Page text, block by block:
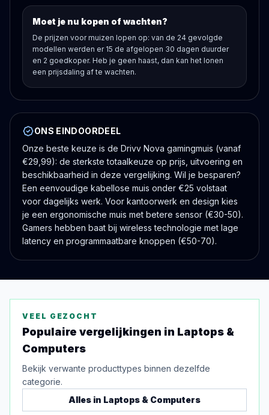
Moet je nu kopen of wachten?
De prijzen voor muizen lopen op: van de 24 gevolgde
modellen werden er 15 de afgelopen 30 dagen duurder
en 2 goedkoper. Heb je geen haast, dan kan het lonen
een prijsdaling af te wachten.
ONS EINDOORDEEL
Onze beste keuze is de Drivv Nova gamingmuis (vanaf
€29,99): de sterkste totaalkeuze op prijs, uitvoering en
beschikbaarheid in deze vergelijking. Wil je besparen?
Een eenvoudige kabellose muis onder €25 volstaat
voor dagelijks werk. Voor kantoorwerk en design kies
je een ergonomische muis met betere sensor (€30-50).
Gamers hebben baat bij wireless technologie met lage
latency en programmaatbare knoppen (€50-70).
VEEL GEZOCHT
Populaire vergelijkingen in Laptops &
Computers
Bekijk verwante producttypes binnen dezelfde
categorie.
Alles in Laptops & Computers